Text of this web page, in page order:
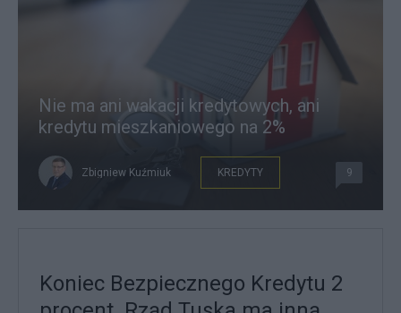
Nie ma ani wakacji kredytowych, ani
kredytu mieszkaniowego na 2%
Zbigniew Kuźmiuk KREDYTY 9
Koniec Bezpiecznego Kredytu 2